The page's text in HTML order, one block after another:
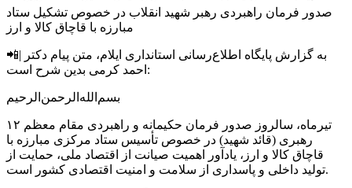
صدور فرمان راهبردی رهبر شهید انقلاب در خصوص تشکیل ستاد
مبارزه با قاچاق کالا و ارز
📲| به گزارش پایگاه اطلاع‌رسانی استانداری ایلام، متن پیام دکتر
احمد کرمی بدین شرح است:
بسم‌الله‌الرحمن‌الرحیم
۱۲ تیرماه، سالروز صدور فرمان حکیمانه و راهبردی مقام معظم
رهبری (قائد شهید) در خصوص تأسیس ستاد مرکزی مبارزه با
قاچاق کالا و ارز، یادآور اهمیت صیانت از اقتصاد ملی، حمایت از
تولید داخلی و پاسداری از سلامت و امنیت اقتصادی کشور است.